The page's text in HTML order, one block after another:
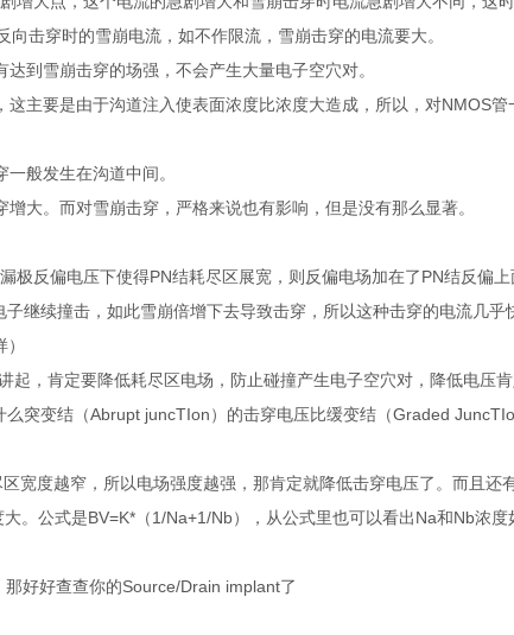
击穿时的雪崩电流，如不作限流，雪崩击穿的电流要大。
到雪崩击穿的场强，不会产生大量电子空穴对。
主要是由于沟道注入使表面浓度比浓度大造成，所以，对NMOS管
般发生在沟道中间。
大。而对雪崩击穿，严格来说也有影响，但是没有那么显著。
极反偏电压下使得PN结耗尽区展宽，则反偏电场加在了PN结反偏
继续撞击，如此雪崩倍增下去导致击穿，所以这种击穿的电流几乎
，肯定要降低耗尽区电场，防止碰撞产生电子空穴对，降低电压
突变结（Abrupt juncTIon）的击穿电压比缓变结（Graded
宽度越窄，所以电场强度越强，那肯定就降低击穿电压了。而且还
。公式是BV=K*（1/Na+1/Nb），从公式里也可以看出Na和Nb浓
好好查查你的Source/Drain implant了